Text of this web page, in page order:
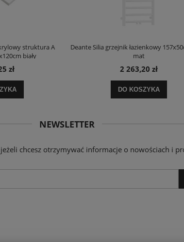
struktura A
biały
zł
Deante Silia grzejnik łazienkowy
mat
2 263,20 zł
DO KOSZYKA
NEWSLETTER
chcesz otrzymywać informacje o nowościach i